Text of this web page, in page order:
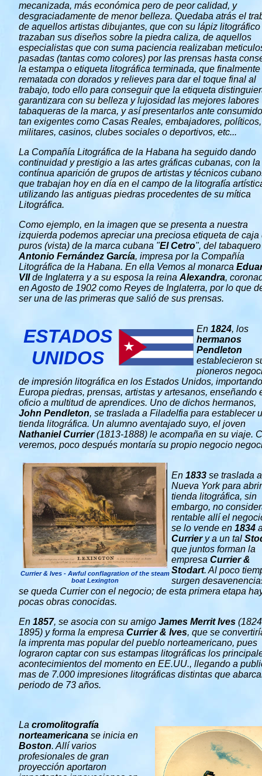
mecanizada, más económica pero de peor calidad, y
desgraciadamente de menor belleza. Quedaba atrás el
de aquellos artistas dibujantes, que con su lápiz litográfico
trazaban sus diseños sobre la piedra caliza, de aquellos
especialistas que con suma paciencia realizaban
pasadas (tantas como colores) por las prensas hasta
la estampa o etiqueta litográfica terminada, que finalmente
rematada con dorados y relieves para dar el toque final al
trabajo, todo ello para conseguir que la etiqueta
garantizara con su belleza y lujosidad las mejores labores
tabaqueras de la marca, y así presentarlos ante
tan exigentes como Casas Reales, embajadores, políticos,
militares, casinos, clubes sociales o deportivos, etc...
La Compañía Litográfica de la Habana ha seguido dando
continuidad y prestigio a las artes gráficas cubanas, con la
contínua aparición de grupos de artistas y técnicos
que trabajan hoy en día en el campo de la litografía
utilizando las antiguas piedras procedentes de su mítica
Litográfica.
Como ejemplo, en la imagen que se presenta a nuestra
izquierda podemos apreciar una preciosa etiqueta de caja
puros (vista) de la marca cubana "El Cetro", del tabaquero
Antonio Fernández García, impresa por la Compañía
Litográfica de la Habana. En ella Vemos al monarca
VIIde Inglaterra y a su esposa la reina Alexandra,
en Agosto de 1902 como Reyes de Inglaterra, por lo que
ser una de las primeras que salió de sus prensas.
ESTADOS
UNIDOS
En 1824, los
hermanos
Pendleton
establecieron
pioneros
de impresión litográfica en los Estados Unidos,
Europa piedras, prensas, artistas y artesanos, enseñando
oficio a multitud de aprendices. Uno de dichos hermanos,
John Pendleton, se traslada a Filadelfia para establecer
tienda litográfica. Un alumno aventajado suyo, el joven
Nathaniel Currier(1813-1888) le acompaña en su viaje.
veremos, poco después montaría su propio negocio
Currier & Ives - Awful conflagration of the steam
boat Lexington
En 1833 se traslada a
Nueva York para
tienda litográfica, sin
embargo, no
rentable allí el
se lo vende en 1834
Curriery a un tal
que juntos forman la
empresa Currier &
Stodart. Al poco
surgen
se queda Currier con el negocio; de esta primera etapa
pocas obras conocidas.
En 1857, se asocia con su amigo James Merrit Ives
1895) y forma la empresa Currier & Ives, que se
la imprenta mas popular del pueblo norteamericano, pues
lograron captar con sus estampas litográficas los
acontecimientos del momento en EE.UU., llegando a
mas de 7.000 impresiones litográficas distintas que
periodo de 73 años.
La cromolitografía
norteamericana se inicia en
Boston. Allí varios
profesionales de gran
proyección aportaron